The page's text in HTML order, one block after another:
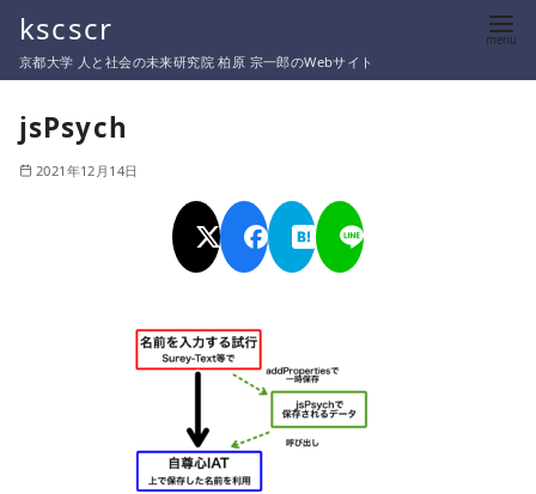
テ
ツ
kscscr
京都大学 人と社会の未来研究院 柏原 宗一郎のWebサイト
jsPsych
2021年12月14日